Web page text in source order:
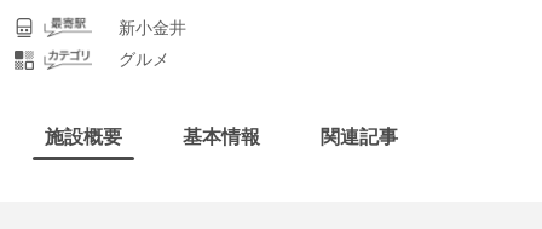
新小金井
グルメ
施設概要 基本情報 関連記事